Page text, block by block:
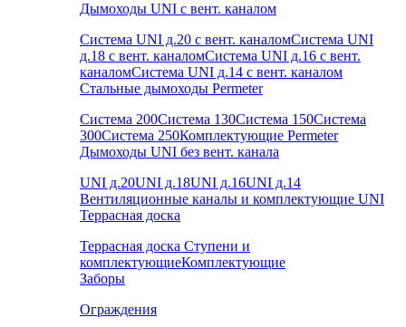
Дымоходы UNI с вент. каналом
Система UNI д.20 с вент. каналомСистема UNI
д.18 с вент. каналомСистема UNI д.16 с вент.
каналомСистема UNI д.14 с вент. каналом
Стальные дымоходы Permeter
Система 200Система 130Система 150Система
300Система 250Комплектующие Permeter
Дымоходы UNI без вент. канала
UNI д.20UNI д.18UNI д.16UNI д.14
Вентиляционные каналы и комплектующие UNI
Террасная доска
Террасная доска Ступени и
комплектующиеКомплектующие
Заборы
Ограждения